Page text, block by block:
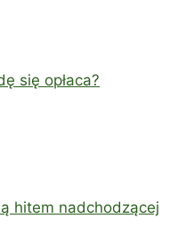
się opłaca?
hitem nadchodzącej